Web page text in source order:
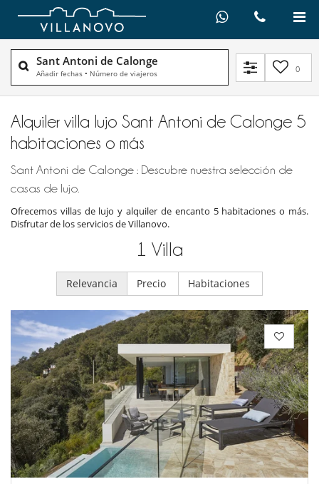
Sant Antoni de Calonge
Añadir fechas • Número de viajeros 0
Alquiler villa lujo Sant Antoni de Calonge 5
habitaciones o más
Sant Antoni de Calonge : Descubre nuestra selección de
casas de lujo.
Ofrecemos villas de lujo y alquiler de encanto 5 habitaciones o más.
Disfrutar de los servicios de Villanovo.
1 Villa
Relevancia Precio Habitaciones